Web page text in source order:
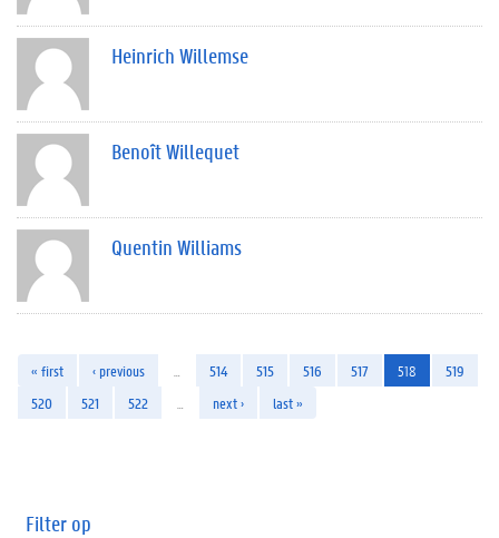
Heinrich Willemse
Benoît Willequet
Quentin Williams
« first ‹ previous 514 515 516 517 518
519
520
521 522 next › last »
Filter op